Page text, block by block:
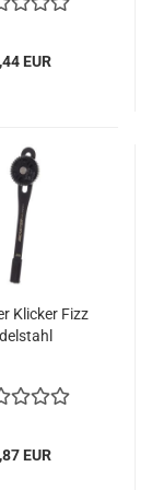
EUR
Klicker Fizz
EUR